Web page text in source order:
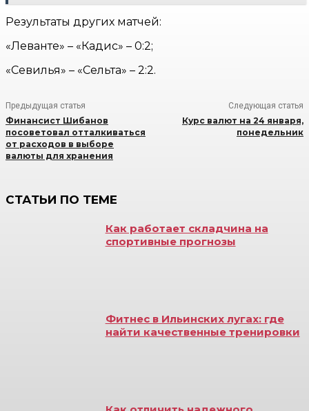
Результаты других матчей:
«Леванте» – «Кадис» – 0:2;
«Севилья» – «Сельта» – 2:2.
Предыдущая статья
Финансист Шибанов
посоветовал отталкиваться
от расходов в выборе
валюты для хранения
Следующая статья
Курс валют на 24 января,
понедельник
СТАТЬИ ПО ТЕМЕ
Как работает складчина на
спортивные прогнозы
Фитнес в Ильинских лугах: где
найти качественные тренировки